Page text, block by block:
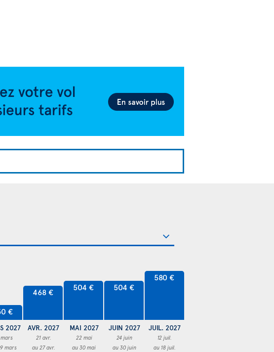
€
2027
mars
468 €
AVR. 2027
21 avr.
au 27 avr.
504 €
MAI 2027
22 mai
au 30 mai
504 €
JUIN 2027
24 juin
au 30 juin
580 €
JUIL. 2027
12 juil.
au 18 juil.